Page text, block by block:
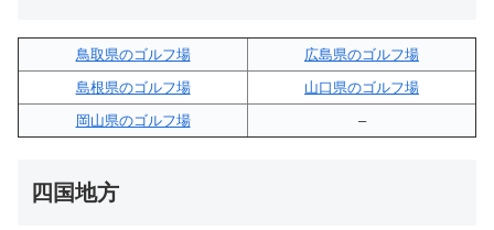
鳥取県のゴルフ場
広島県のゴルフ場
島根県のゴルフ場
山口県のゴルフ場
岡山県のゴルフ場
–
四国地方